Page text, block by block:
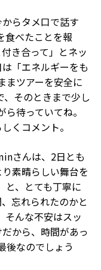
らタメ口で話す
食べたことを報
き合って」とネッ
「エネルギーをも
まツアーを安全に
、そのときまで少し
待っていてね。
くコメント。
さんは、2日とも
素晴らしい舞台を
と、とても丁寧に
忘れられたのかと
そんな不安はスッ
から、時間があっ
後なのでしょう